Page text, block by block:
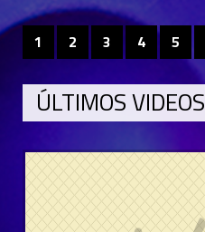
1 2 3 4 5
ÚLTIMOS VIDEOS